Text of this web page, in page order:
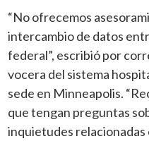
“No ofrecemos
intercambio de datos
federal”, escribió por
vocera del sistema
sede en Minneapolis.
que tengan preguntas
inquietudes